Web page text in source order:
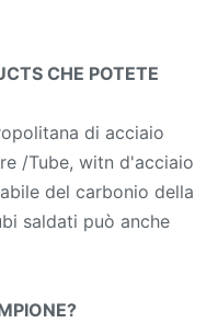
CHE POTETE
di acciaio
/Tube, witn d'acciaio
del carbonio della
saldati può anche